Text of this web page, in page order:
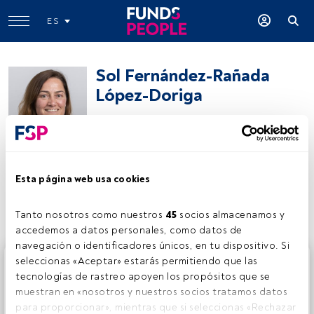
Esta página web usa cookies
Tanto nosotros como nuestros 45 socios almacenamos y
accedemos a datos personales, como datos de
navegación o identificadores únicos, en tu dispositivo. Si
seleccionas «Aceptar» estarás permitiendo que las
tecnologías de rastreo apoyen los propósitos que se
muestran en «nosotros y nuestros socios tratamos datos
para proporcionar», mientras que si seleccionas «Rechazar
ES
Sol Fernández-Rañada
López-Doriga
Compartir:
Este es un artículo exclusivo para los usuarios registrados
de FundsPeople. Si ya estás registrado, accede desde el
botón Login. Si aún no tienes cuenta, te invitamos a
registrarte y disfrutar de todo el universo que ofrece